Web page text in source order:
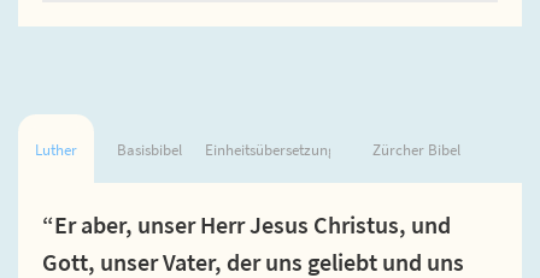
Luther Basisbibel Einheitsübersetzung Zürcher Bibel
“Er aber, unser Herr Jesus Christus, und
Gott, unser Vater, der uns geliebt und uns